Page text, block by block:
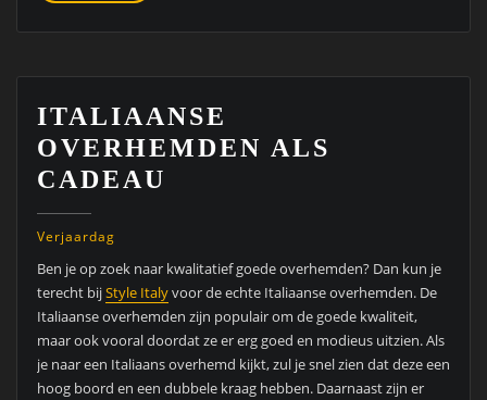
ITALIAANSE
OVERHEMDEN ALS
CADEAU
Verjaardag
Ben je op zoek naar kwalitatief goede overhemden? Dan kun je
terecht bijStyle Italyvoor de echte Italiaanse overhemden. De
Italiaanse overhemden zijn populair om de goede kwaliteit,
maar ook vooral doordat ze er erg goed en modieus uitzien. Als
je naar een Italiaans overhemd kijkt, zul je snel zien dat deze een
hoog boord en een dubbele kraag hebben. Daarnaast zijn er